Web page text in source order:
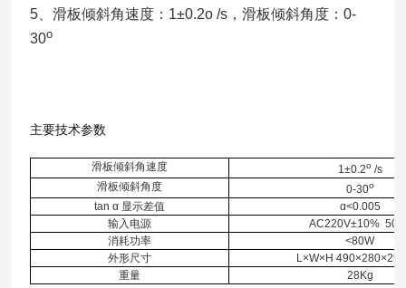
5、滑板倾斜角速度：1±0.2o /s，滑板倾斜角度：0-
30o
主要技术参数
滑板倾斜角速度 1±0.2o /s
滑板倾斜角度
0-30o
tan α 显示差值
α<0.005
输入电源
AC220V±10%
消耗功率
<80W
外形尺寸
L×W×H
重量
28Kg